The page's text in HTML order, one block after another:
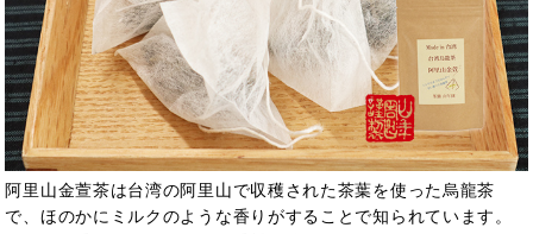
阿里山金萱茶は台湾の阿里山で収穫された茶葉を使った烏龍茶
で、ほのかにミルクのような香りがすることで知られています。